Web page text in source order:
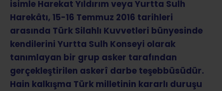
isimle Harekat Yıldırım veya Yurtta Sulh
Harekâtı, 15-16 Temmuz 2016 tarihleri
arasında Türk Silahlı Kuvvetleri bünyesinde
kendilerini Yurtta Sulh Konseyi olarak
tanımlayan bir grup asker tarafından
gerçekleştirilen askerî darbe teşebbüsüdür.
Hain kalkışma Türk milletinin kararlı duruşu